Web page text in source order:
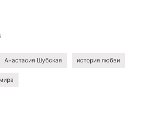
Анастасия Шубская история любви